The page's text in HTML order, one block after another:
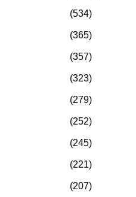
(534)
(365)
(357)
(323)
(279)
(252)
(245)
(221)
(207)